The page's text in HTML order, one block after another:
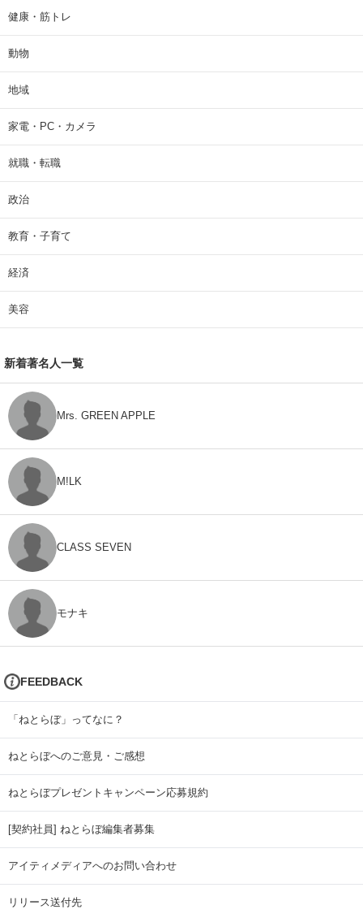
健康・筋トレ
動物
地域
家電・PC・カメラ
就職・転職
政治
教育・子育て
経済
美容
新着著名人一覧
Mrs. GREEN APPLE
M!LK
CLASS SEVEN
モナキ
FEEDBACK
「ねとらぼ」ってなに？
ねとらぼへのご意見・ご感想
ねとらぼプレゼントキャンペーン応募規約
[契約社員] ねとらぼ編集者募集
アイティメディアへのお問い合わせ
リリース送付先